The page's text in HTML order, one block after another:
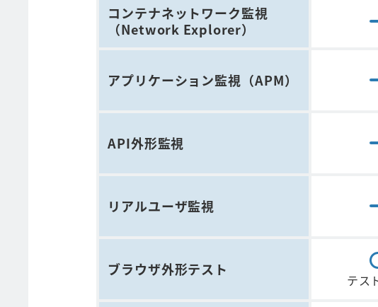
コンテナネットワーク監視
（Network Explorer）
アプリケーション監視（APM）
API外形監視
リアルユーザ監視
ブラウザ外形テスト
テス